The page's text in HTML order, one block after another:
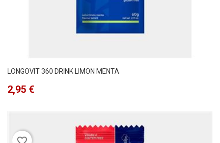
LONGOVIT 360 DRINK LIMON MENTA
Precio
2,95 €